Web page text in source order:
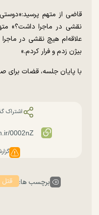
قاضی از متهم
نقشی در ماجرا داشت؟»
علاقه‌ام هیچ نقشی در
بیژن زدم و فرار کردم.»
با پایان جلسه، قضات برای
اشتراک
برچسب ها: قتل